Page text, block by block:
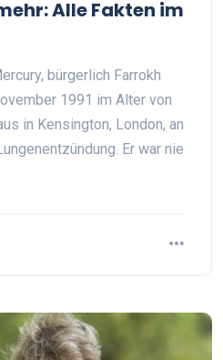
Alle Fakten im
bürgerlich Farrokh
1991 im Alter von
in Kensington, London, an
Er war nie